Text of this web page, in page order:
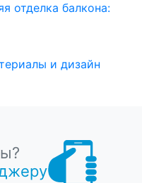
отделка балкона:
и дизайн